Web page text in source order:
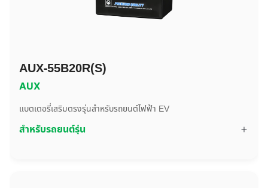
AUX-55B20R(S)
AUX
แบตเตอรี่เสริมตรงรุ่นสำหรับรถยนต์ไฟฟ้า EV
สำหรับรถยนต์รุ่น